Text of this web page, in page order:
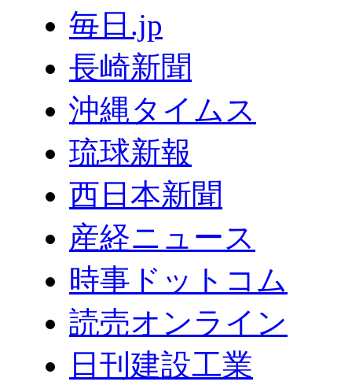
毎日.jp
長崎新聞
沖縄タイムス
琉球新報
西日本新聞
産経ニュース
時事ドットコム
読売オンライン
日刊建設工業